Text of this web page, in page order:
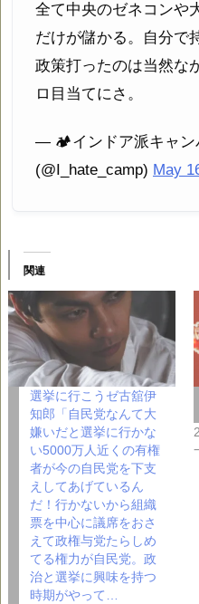
全て中央のゼネコンや
だけが儲かる。自分で
政策打ったのは当然な
ロ目当てにさ。
— 🏕インドア派キャン
(@I_hate_camp) May
関連
選挙に行こうゼ古舘伊
知郎「自民党なんて大
嫌いだと選挙に行かな
い5000万人近くの有権
者が今の自民党を下支
えしてあげているん
だ！行かないから組織
票を中心に議席をおさ
えて政権与党たらしめ
てる権力が自民党。政
治と選挙に興味を持つ
時期がやって…